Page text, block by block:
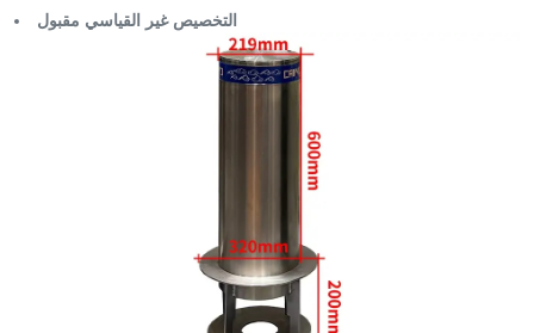
التخصيص غير القياسي مقبول